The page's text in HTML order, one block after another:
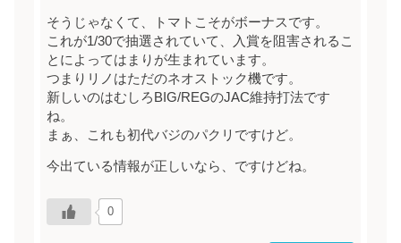
そうじゃなくて、トマトこそがボーナスです。
これが1/30で抽選されていて、入賞を阻害されるこ
とによってはまりが生まれています。
つまりリノはただのネオストック機です。
新しいのはむしろBIG/REGのJAC維持打法です
ね。
まぁ、これも初代バジのパクリですけど。
今出ている情報が正しいなら、ですけどね。
0